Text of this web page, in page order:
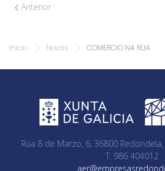
Anterior
Inicio Novas COMERCIO NA RÚA
Rúa 8 de Marzo, 6, 36800
T: 986 404012